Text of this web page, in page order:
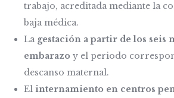
trabajo, acreditada mediante la
baja médica.
La gestación a partir de los seis
embarazo y el periodo
descanso maternal.
El internamiento en centros